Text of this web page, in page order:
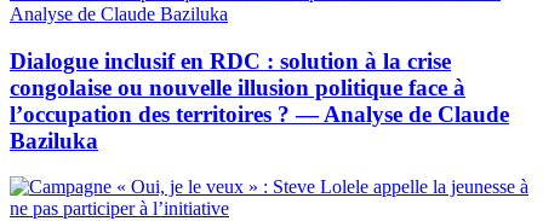
Dialogue inclusif en RDC : solution à la crise
congolaise ou nouvelle illusion politique face à
l’occupation des territoires ? — Analyse de Claude
Baziluka